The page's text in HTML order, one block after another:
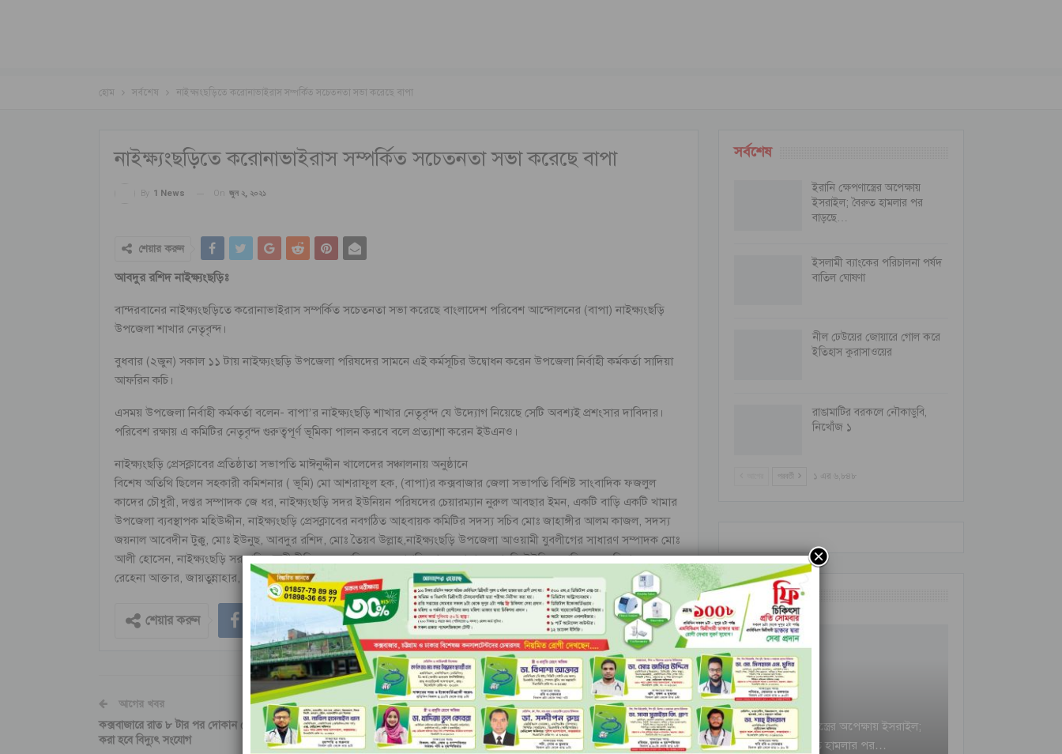
হোম সর্বশেষ নাইক্ষ্যংছড়িতে করোনাভাইরাস সম্পর্কিত সচেতনতা সভা করেছে বাপা
নাইক্ষ্যংছড়িতে করোনাভাইরাস সম্পর্কিত সচেতনতা সভা করেছে বাপা
By 1 News On জুন ২, ২০২১
শেয়ার করুন
আবদুর রশিদ নাইক্ষ্যংছড়িঃ
বান্দরবানের নাইক্ষ্যংছড়িতে করোনাভাইরাস সম্পর্কিত সচেতনতা সভা করেছে বাংলাদেশ পরিবেশ আন্দোলনের (বাপা) নাইক্ষ্যংছড়ি
উপজেলা শাখার নেতৃবৃন্দ।
বুধবার (২জুন) সকাল ১১ টায় নাইক্ষ্যংছড়ি উপজেলা পরিষদের সামনে এই কর্মসূচির উদ্বোধন করেন উপজেলা নির্বাহী কর্মকর্তা সাদিয়া
আফরিন কচি।
এসময় উপজেলা নির্বাহী কর্মকর্তা বলেন- বাপা’র নাইক্ষ্যংছড়ি শাখার নেতৃবৃন্দ যে উদ্যোগ নিয়েছে সেটি অবশ্যই প্রশংসার দাবিদার।
পরিবেশ রক্ষায় এ কমিটির নেতৃবৃন্দ গুরুত্বপূর্ণ ভূমিকা পালন করবে বলে প্রত্যাশা করেন ইউএনও।
নাইক্ষ্যংছড়ি প্রেসক্লাবের প্রতিষ্ঠাতা সভাপতি মাঈনুদ্দীন খালেদের সঞ্চালনায় অনুষ্ঠানে
বিশেষ অতিথি ছিলেন সহকারী কমিশনার ( ভূমি) মো আশরাফুল হক, (বাপা)র কক্সবাজার জেলা সভাপতি বিশিষ্ট সাংবাদিক ফজলুল
কাদের চৌধুরী, দপ্তর সম্পাদক জে ধর, নাইক্ষ্যংছড়ি সদর ইউনিয়ন পরিষদের চেয়ারম্যান নুরুল আবছার ইমন, একটি বাড়ি একটি খামার
উপজেলা ব্যবস্থাপক মহিউদ্দীন, নাইক্ষ্যংছড়ি প্রেসক্লাবের নবগঠিত আহবায়ক কমিটির সদস্য সচিব মোঃ জাহাঙ্গীর আলম কাজল, সদস্য
জয়নাল আবেদীন টুক্কু, মোঃ ইউনুছ, আবদুর রশিদ, মোঃ তৈয়ব উল্লাহ,নাইক্ষ্যংছড়ি উপজেলা আওয়ামী যুবলীগের সাধারণ সম্পাদক মোঃ
আলী হোসেন, নাইক্ষ্যংছড়ি সরকারি চাকুরীজীবি সমন্বয় পরিষদের সভাপতি আবুল কালাম, দোছড়ি ইউনিয়ন পরিষদের মহিলা সদস্য
রেহেনা আক্তার, জায়তুন্নাহার, ছেলাঅং চাক, ছাত্রলীগ নেতা মুমিনুল আলম মুমু প্রমূখ।
শেয়ার করুন
আগের খবর
কক্সবাজারে রাত ৮ টার পর দোকান খোলা রাখলে মোবাইল কোর্ট, বিচ্ছিন্ন
করা হবে বিদ্যুৎ সংযোগ
পরের খবর
কাপ্তাইয়ে ভ্রাম্যমান আদালতের অভিযান
সর্বশেষ
ইরানি ক্ষেপণাস্ত্রের অপেক্ষায়
ইসরাইল; বৈরুত হামলার পর
বাড়ছে…
ইসলামী ব্যাংকের পরিচালনা পর্ষদ
বাতিল ঘোষণা
নীল ঢেউয়ের জোয়ারে গোল করে
ইতিহাস কুরাসাওয়ের
রাঙামাটির বরকলে নৌকাডুবি,
নিখোঁজ ১
পরবর্তী ১ এর ৬,৮৪৮
আন্তর্জাতিক
ইরানি ক্ষেপণাস্ত্রের অপেক্ষায় ইসরাইল;
বৈরুত হামলার পর…